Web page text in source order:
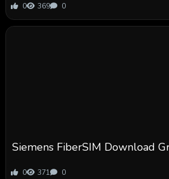
0 369 0
Siemens FiberSIM Download
0 371 0